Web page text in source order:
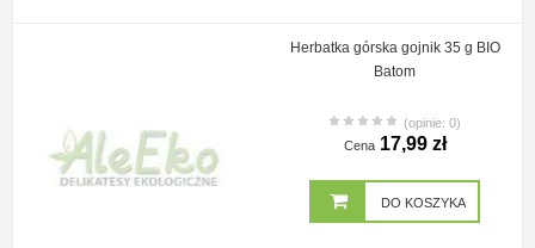
Herbatka górska gojnik 35 g BIO
Batom
(opinie: 0)
Cena 17,99 zł
DO KOSZYKA